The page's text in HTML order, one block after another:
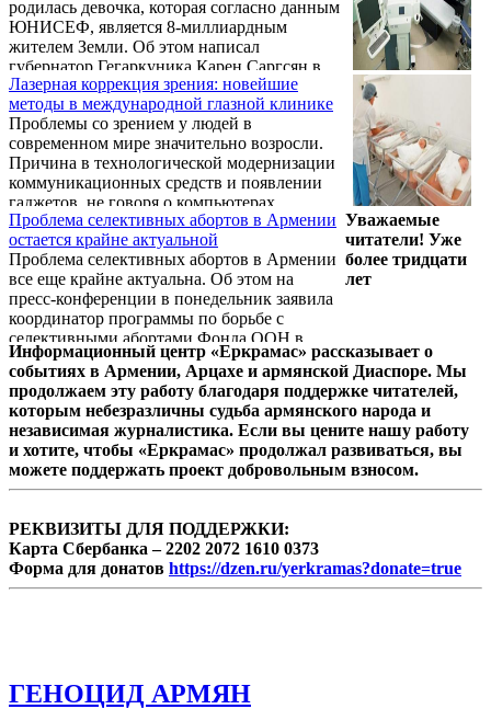
ощущение того, что все худшее уже позади,
не должны вводить в заблуждение.
родилась девочка, которая согласно данным
ЮНИСЕФ, является 8-миллиардным
жителем Земли. Об этом написал
губернатор Гегаркуника Карен Саргсян в
своем Facebook-e. "Новорожденная Арпи
весом 2,9 кг и ростом 49 см появилась на
свет в семье Ани Кочарян и Карена
Закаряна - жителей села Цовинар
Гегаркуникской области. Девочка
совершенно здорова", - отметил губернатор.
Лазерная коррекция зрения: новейшие
методы в международной глазной клинике
Проблемы со зрением у людей в
современном мире значительно возросли.
Причина в технологической модернизации
коммуникационных средств и появлении
гаджетов, не говоря о компьютерах,
ноутбуках, планшетах, ставших
незаменимыми на работе и дома.
Восстановление зрения сегодня
практически поставлено на поток.
Офтальмологический Центр Коновалова -
https://www.konovalov-eye-center.ru/info-for-
patient/articles/metody_lazernoi_korrekcii_zreniya/
- на протяжении многих лет оказывает
услуги по коррекции и восстановлению ...
Проблема селективных абортов в Армении
остается крайне актуальной
Проблема селективных абортов в Армении
все еще крайне актуальна. Об этом на
пресс-конференции в понедельник заявила
координатор программы по борьбе с
селективными абортами Фонда ООН в
области народонаселения Заруи Тоноян,
подводя итоги проведенного в июне 2022
года исследования на тему
"Распространенность и причины
искусственного прерывания беременности,
обусловленного полом плода".
Уважаемые
читатели! Уже
более тридцати
лет
Информационный центр «Еркрамас» рассказывает о
событиях в Армении, Арцахе и армянской Диаспоре. Мы
продолжаем эту работу благодаря поддержке читателей,
которым небезразличны судьба армянского народа и
независимая журналистика. Если вы цените нашу работу
и хотите, чтобы «Еркрамас» продолжал развиваться, вы
можете поддержать проект добровольным взносом.
РЕКВИЗИТЫ ДЛЯ ПОДДЕРЖКИ:
Карта Сбербанка – 2202 2072 1610 0373
Форма для донатов https://dzen.ru/yerkramas?donate=true
ГЕНОЦИД АРМЯН